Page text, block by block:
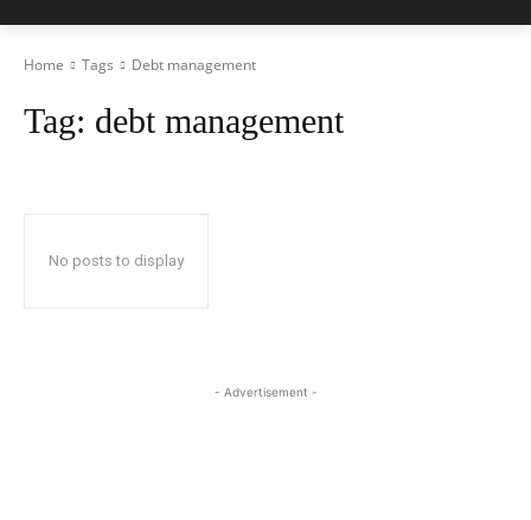
Home Tags Debt management
Tag: debt management
No posts to display
- Advertisement -